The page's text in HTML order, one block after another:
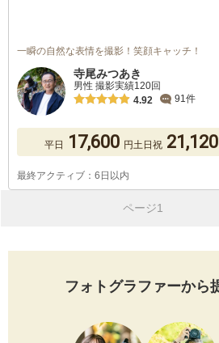
一瞬の自然な表情を撮影！笑顔キャッチ！
寺尾みつあき
男性 撮影実績120回
4.92
91件
平日 17,600 円土日祝 21,120
最終アクティブ：6日以内
ページ1
フォトグラファーから